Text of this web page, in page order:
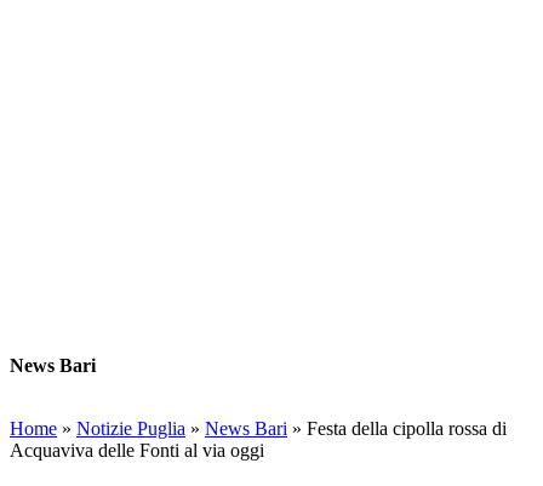
News Bari
Home » Notizie Puglia » News Bari » Festa della cipolla rossa di
Acquaviva delle Fonti al via oggi